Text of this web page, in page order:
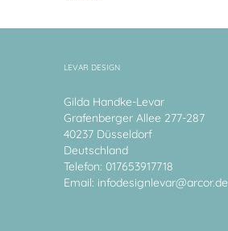
LEVAR DESIGN
Gilda Handke-Levar
Grafenberger Allee 277-287
40237 Düsseldorf
Deutschland
Telefon: 017653917718
Email: infodesignlevar@arcor.de